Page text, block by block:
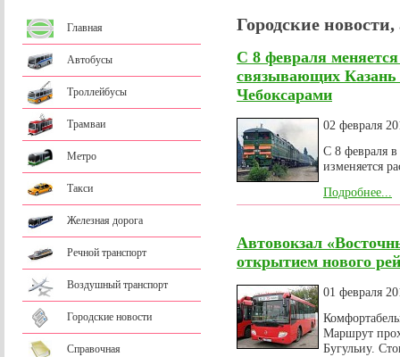
Главная
Автобусы
Троллейбусы
Трамваи
Метро
Такси
Железная дорога
Речной транспорт
Воздушный транспорт
Городские новости
Справочная
Городские
С 8 февраля меняется
связывающих
Чебоксарами
02 февраля
С 8 февраля в
изменяется
Подробнее...
Автовокзал
открытием нового
01 февраля
Маршрут
Бугульиу.